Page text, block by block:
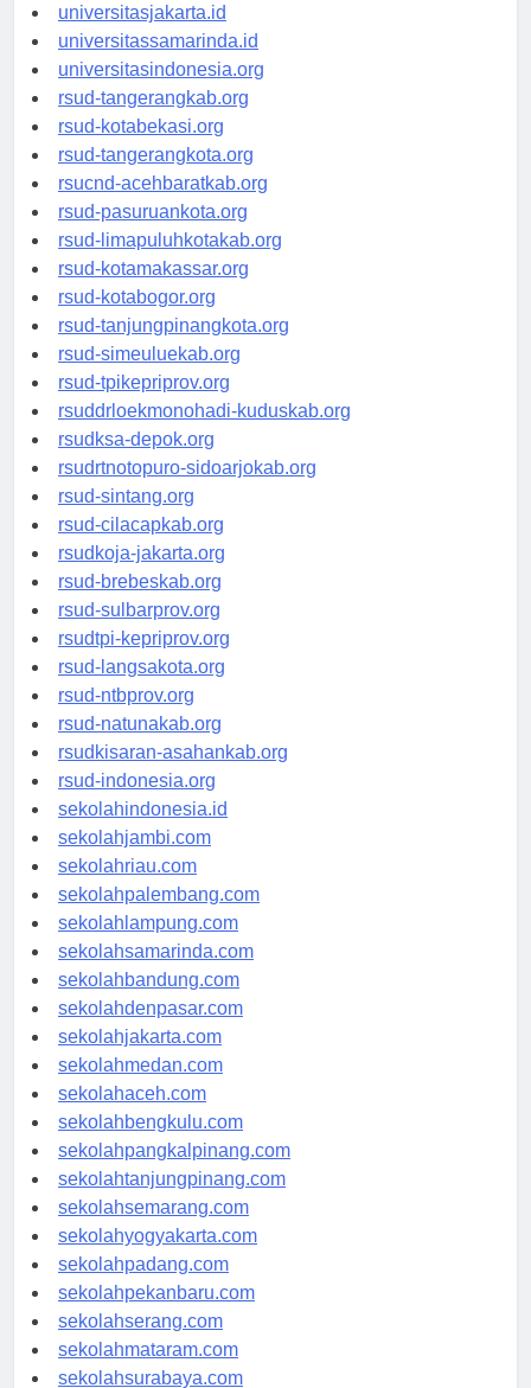
universitassalor.id
universitasjakarta.id
universitassamarinda.id
universitasindonesia.org
rsud-tangerangkab.org
rsud-kotabekasi.org
rsud-tangerangkota.org
rsucnd-acehbaratkab.org
rsud-pasuruankota.org
rsud-limapuluhkotakab.org
rsud-kotamakassar.org
rsud-kotabogor.org
rsud-tanjungpinangkota.org
rsud-simeuluekab.org
rsud-tpikepriprov.org
rsuddrloekmonohadi-kuduskab.org
rsudksa-depok.org
rsudrtnotopuro-sidoarjokab.org
rsud-sintang.org
rsud-cilacapkab.org
rsudkoja-jakarta.org
rsud-brebeskab.org
rsud-sulbarprov.org
rsudtpi-kepriprov.org
rsud-langsakota.org
rsud-ntbprov.org
rsud-natunakab.org
rsudkisaran-asahankab.org
rsud-indonesia.org
sekolahindonesia.id
sekolahjambi.com
sekolahriau.com
sekolahpalembang.com
sekolahlampung.com
sekolahsamarinda.com
sekolahbandung.com
sekolahdenpasar.com
sekolahjakarta.com
sekolahmedan.com
sekolahaceh.com
sekolahbengkulu.com
sekolahpangkalpinang.com
sekolahtanjungpinang.com
sekolahsemarang.com
sekolahyogyakarta.com
sekolahpadang.com
sekolahpekanbaru.com
sekolahserang.com
sekolahmataram.com